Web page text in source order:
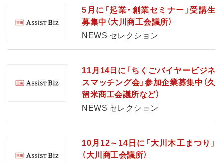
5月に「起業・創業セミナー」受講生
募集中（大川商工会議所）
NEWS セレクション
11月14日に「ちくごバイヤービジネ
スマッチング会」参加企業募集中（久
留米商工会議所など）
NEWS セレクション
10月12～14日に「大川木工まつり」
（大川商工会議所）